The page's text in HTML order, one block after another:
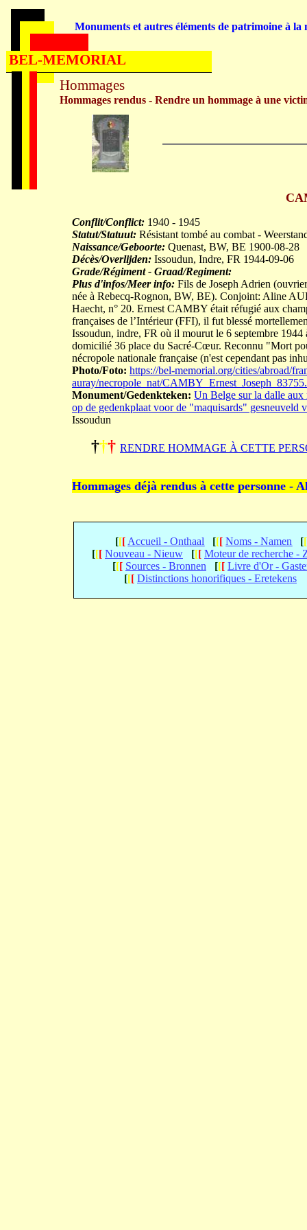
Conflit/Conflict: 1940 - 1945
Statut/Statuut: Résistant tombé au combat -
Naissance/Geboorte: Quenast, BW, BE 1900-08-28
Décès/Overlijden: Issoudun, Indre, FR 1944-09-06
Grade/Régiment - Graad/Regiment:
Plus d'infos/Meer info: Fils de Joseph Adrien
née à Rebecq-Rognon, BW, BE). Conjoint: Aline
Haecht, n° 20. Ernest CAMBY était réfugié aux
françaises de l’Intérieur (FFI), il fut blessé
Issoudun, indre, FR où il mourut le 6 septembre
domicilié 36 place du Sacré-Cœur. Reconnu "Mort
nécropole nationale française (n'est cependant pas
Photo/Foto: https://bel-memorial.org/cities/abroad/
auray/necropole_nat/
Monument/Gedenkteken: Un Belge sur la dalle aux
op de gedenkplaat voor de "maquisards"
Issoudun
††† RENDRE HOMMAGE À CETTE
Hommages déjà rendus à cette personne -
[[[ Accueil - Onthaal [[[ Noms - Namen [[
[[[ Nouveau - Nieuw [[[ Moteur de recherche -
[[[ Sources - Bronnen [[[ Livre d'Or -
[[[ Distinctions honorifiques - Eretekens
Hommages
Hommages rendus - Rendre un hommage à une
Monuments et autres éléments de patrimoine à la
BEL-MEMORIAL